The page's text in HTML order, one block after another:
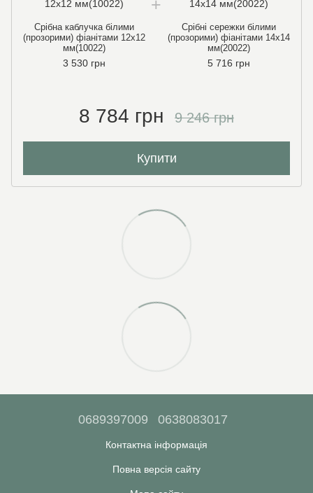
Срібна каблучка білими
(прозорими) фіанітами 12х12
мм(10022)
3 530 грн
Срібні сережки білими
(прозорими) фіанітами 14х14
мм(20022)
5 716 грн
8 784 грн 9 246 грн
Купити
0689397009 0638083017
Контактна інформація
Повна версія сайту